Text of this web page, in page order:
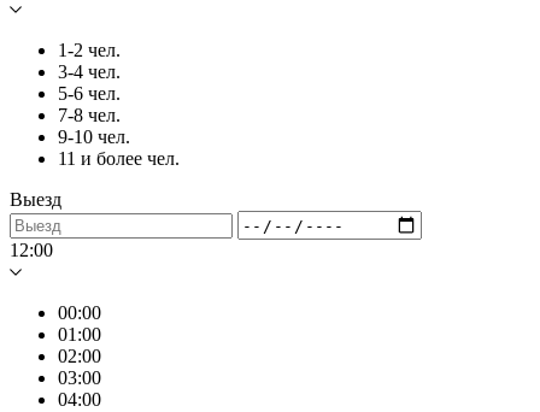
1-2 чел.
3-4 чел.
5-6 чел.
7-8 чел.
9-10 чел.
11 и более чел.
Выезд
12:00
00:00
01:00
02:00
03:00
04:00